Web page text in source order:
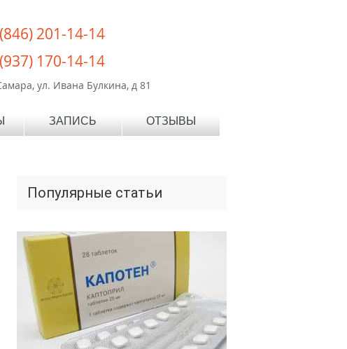
201-14-14
170-14-14
ул. Ивана Булкина, д 81
ЗАПИСЬ ОТЗЫВЫ
Популярные статьи